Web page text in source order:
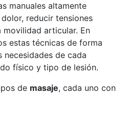
manuales altamente
reducir tensiones
movilidad articular. En
estas técnicas de forma
necesidades de cada
físico y tipo de lesión.
de masaje, cada uno con